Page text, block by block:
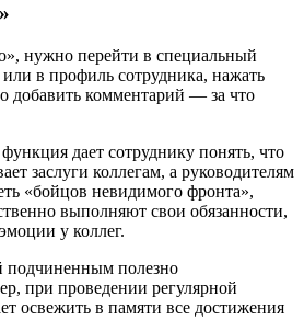
нужно перейти в специальный
в профиль сотрудника, нажать
добавить комментарий — за что
дает сотруднику понять, что
заслуги коллегам, а руководителям
«бойцов невидимого фронта»,
выполняют свои обязанности,
у коллег.
подчиненным полезно
при проведении регулярной
освежить в памяти все достижения